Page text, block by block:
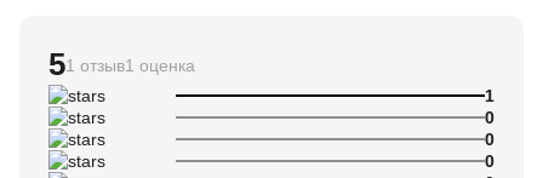
51 отзыв1 оценка
1
0
0
0